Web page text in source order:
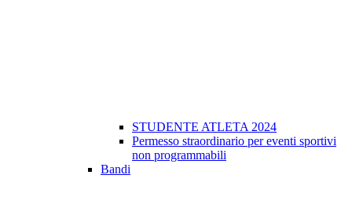
STUDENTE ATLETA 2024
Permesso straordinario per eventi sportivi
non programmabili
Bandi